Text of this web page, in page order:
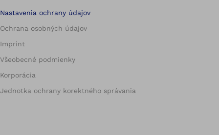
Nastavenia ochrany údajov
Ochrana osobných údajov
Imprint
Všeobecné podmienky
Korporácia
Jednotka ochrany korektného správania